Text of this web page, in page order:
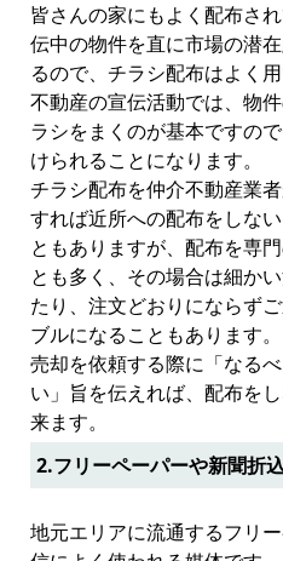
皆さんの家にもよく配布さ
伝中の物件を直に市場の潜
るので、チラシ配布はよく
不動産の宣伝活動では、物
ラシをまくのが基本ですの
けられることになります。
チラシ配布を仲介不動産業
すれば近所への配布をしな
ともありますが、配布を専
とも多く、その場合は細か
たり、注文どおりにならず
ブルになることもあります。
売却を依頼する際に「なる
い」旨を伝えれば、配布を
来ます。
2.フリーペーパーや新聞折
地元エリアに流通するフリ